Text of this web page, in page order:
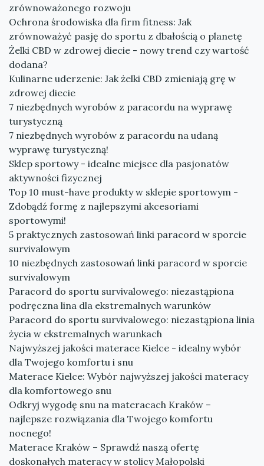
zrównoważonego rozwoju
Ochrona środowiska dla firm fitness: Jak
zrównoważyć pasję do sportu z dbałością o planetę
Żelki CBD w zdrowej diecie - nowy trend czy wartość
dodana?
Kulinarne uderzenie: Jak żelki CBD zmieniają grę w
zdrowej diecie
7 niezbędnych wyrobów z paracordu na wyprawę
turystyczną
7 niezbędnych wyrobów z paracordu na udaną
wyprawę turystyczną!
Sklep sportowy - idealne miejsce dla pasjonatów
aktywności fizycznej
Top 10 must-have produkty w sklepie sportowym -
Zdobądź formę z najlepszymi akcesoriami
sportowymi!
5 praktycznych zastosowań linki paracord w sporcie
survivalowym
10 niezbędnych zastosowań linki paracord w sporcie
survivalowym
Paracord do sportu survivalowego: niezastąpiona
podręczna lina dla ekstremalnych warunków
Paracord do sportu survivalowego: niezastąpiona linia
życia w ekstremalnych warunkach
Najwyższej jakości materace Kielce - idealny wybór
dla Twojego komfortu i snu
Materace Kielce: Wybór najwyższej jakości materacy
dla komfortowego snu
Odkryj wygodę snu na materacach Kraków –
najlepsze rozwiązania dla Twojego komfortu
nocnego!
Materace Kraków – Sprawdź naszą ofertę
doskonałych materacy w stolicy Małopolski